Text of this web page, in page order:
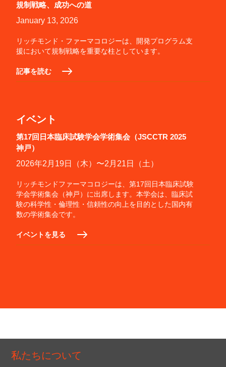
規制戦略、成功への道
January 13, 2026
リッチモンド・ファーマコロジーは、開発プログラム支
援において規制戦略を重要な柱としています。
記事を読む
イベント
第17回日本臨床試験学会学術集会（JSCCTR 2025
神戸）
2026年2月19日（木）〜2月21日（土）
リッチモンドファーマコロジーは、第17回日本臨床試験
学会学術集会（神戸）に出席します。本学会は、臨床試
験の科学性・倫理性・信頼性の向上を目的とした国内有
数の学術集会です。
イベントを見る
私たちについて